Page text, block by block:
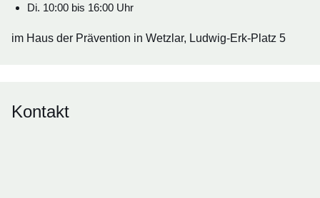
Di. 10:00 bis 16:00 Uhr
im Haus der Prävention in Wetzlar, Ludwig-Erk-Platz 5
Kontakt